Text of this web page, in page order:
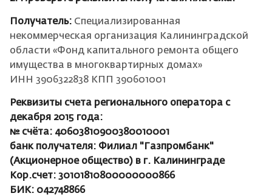
Получатель: Специализированная
некоммерческая организация Калининградской
области «Фонд капитального ремонта общего
имущества в многоквартирных домах»
ИНН 3906322838 КПП 390601001
Реквизиты счета регионального оператора с
декабря 2015 года:
№ счёта: 40603810900380010001
банк получателя: Филиал "Газпромбанк"
(Акционерное общество) в г. Калининграде
Кор.счет: 30101810800000000866
БИК: 042748866